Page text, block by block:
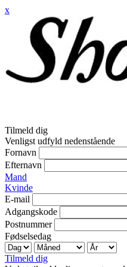
x
Tilmeld dig
Venligst udfyld nedenstående
Fornavn
Efternavn
Mand
Kvinde
E-mail
Adgangskode
Postnummer
Fødselsedag
Tilmeld dig